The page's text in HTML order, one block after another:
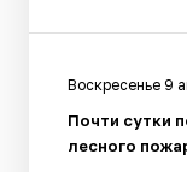
Воскресенье 9
Почти сутки
лесного